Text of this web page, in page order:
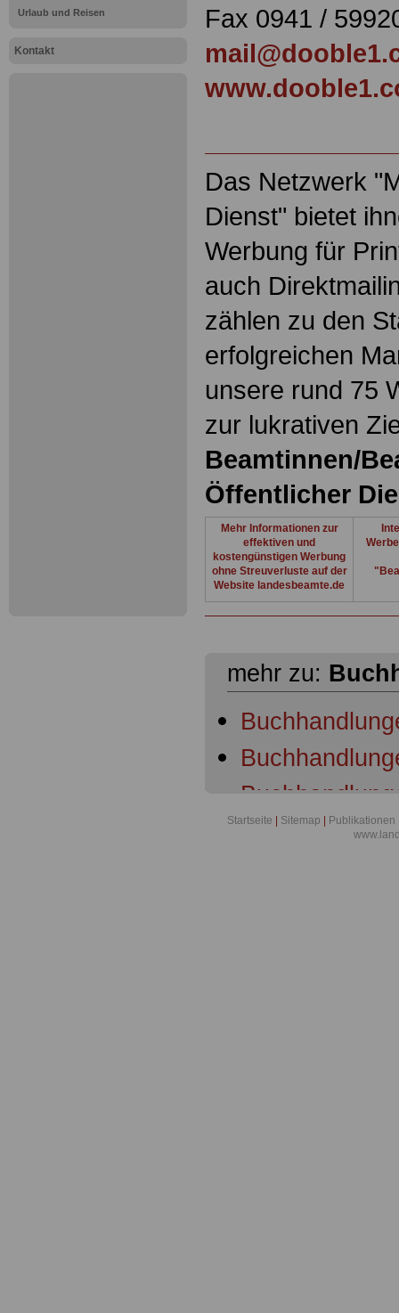
Urlaub und Reisen
Kontakt
Fax 0941 /
Das Netzwerk
Dienst" bietet
Werbung für
auch
zählen zu den
erfolgreichen
unsere rund 75
zur lukrativen
Beamtinnen/
Öffentlicher
Mehr Informationen zur
effektiven und
kostengünstigen Werbung
ohne Streuverluste auf der
Website landesbeamte.de
mehr zu:
Startseite Sitemap Publikationen